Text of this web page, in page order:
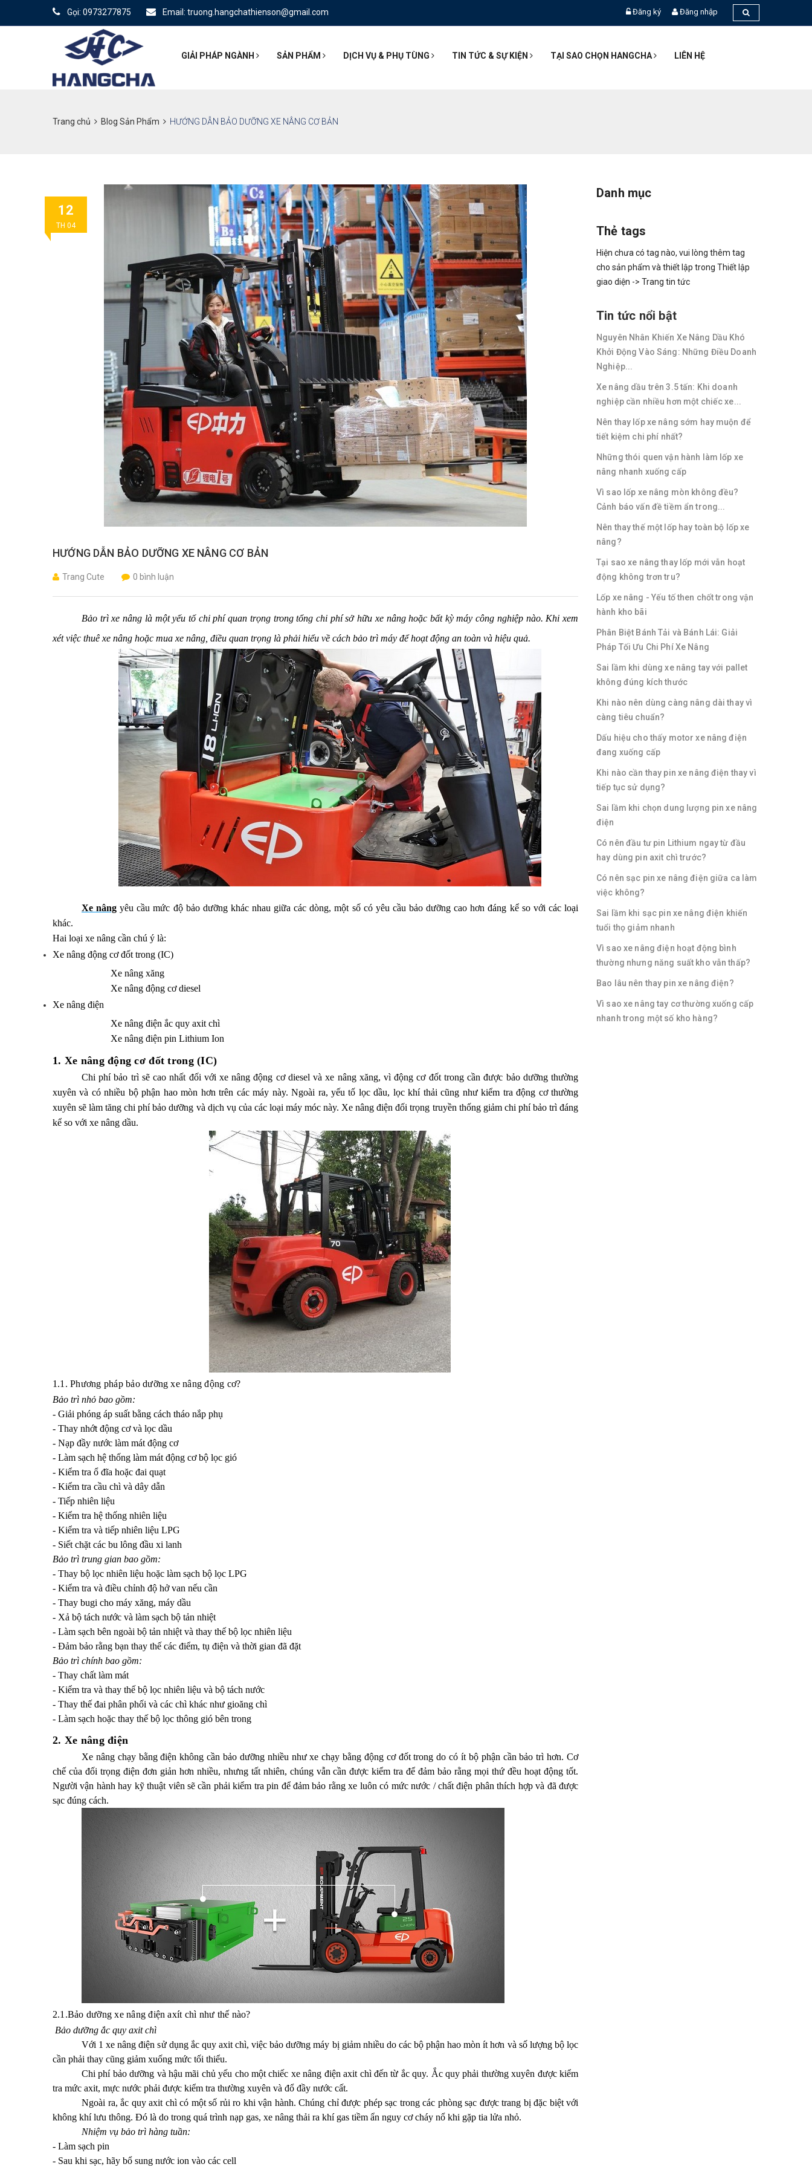
Gọi: 0973277875 Email: truong.hangchathienson@gmail.com Đăng ký Đăng nhập
GIẢI PHÁP NGÀNH SẢN PHẨM DỊCH VỤ & PHỤ TÙNG TIN TỨC & SỰ KIỆN TẠI SAO CHỌN HANGCHA LIÊN HỆ
Trang chủ Blog Sản Phẩm HƯỚNG DẪN BẢO DƯỠNG XE NÂNG CƠ BẢN
12
TH 04
HƯỚNG DẪN BẢO DƯỠNG XE NÂNG CƠ BẢN
Trang Cute 0 bình luận
Bảo trì xe nâng là một yếu tố chi phí quan trọng trong tổng chi phí sở hữu xe nâng hoặc bất kỳ máy công nghiệp nào. Khi xem
xét việc thuê xe nâng hoặc mua xe nâng, điều quan trọng là phải hiểu về cách bảo trì máy để hoạt động an toàn và hiệu quả.
Xe nâng yêu cầu mức độ bảo dưỡng khác nhau giữa các dòng, một số có yêu cầu bảo dưỡng cao hơn đáng kể so với các loại
khác.
Hai loại xe nâng cần chú ý là:
Xe nâng động cơ đốt trong (IC)
Xe nâng xăng
Xe nâng động cơ diesel
Xe nâng điện
Xe nâng điện ắc quy axit chì
Xe nâng điện pin Lithium Ion
1. Xe nâng động cơ đốt trong (IC)
Chi phí bảo trì sẽ cao nhất đối với xe nâng động cơ diesel và xe nâng xăng, vì động cơ đốt trong cần được bảo dưỡng thường
xuyên và có nhiều bộ phận hao mòn hơn trên các máy này. Ngoài ra, yếu tố lọc dầu, lọc khí thải cũng như kiểm tra động cơ thường
xuyên sẽ làm tăng chi phí bảo dưỡng và dịch vụ của các loại máy móc này. Xe nâng điện đối trọng truyền thống giảm chi phí bảo trì đáng
kể so với xe nâng dầu.
1.1. Phương pháp bảo dưỡng xe nâng động cơ?
Bảo trì nhỏ bao gồm:
- Giải phóng áp suất bằng cách tháo nắp phụ
- Thay nhớt động cơ và lọc dầu
- Nạp đầy nước làm mát động cơ
- Làm sạch hệ thống làm mát động cơ bộ lọc gió
- Kiểm tra ổ đĩa hoặc đai quạt
- Kiểm tra cầu chì và dây dẫn
- Tiếp nhiên liệu
- Kiểm tra hệ thống nhiên liệu
- Kiểm tra và tiếp nhiên liệu LPG
- Siết chặt các bu lông đầu xi lanh
Bảo trì trung gian bao gồm:
- Thay bộ lọc nhiên liệu hoặc làm sạch bộ lọc LPG
- Kiểm tra và điều chỉnh độ hở van nếu cần
- Thay bugi cho máy xăng, máy dầu
- Xả bộ tách nước và làm sạch bộ tản nhiệt
- Làm sạch bên ngoài bộ tản nhiệt và thay thế bộ lọc nhiên liệu
- Đảm bảo rằng bạn thay thế các điểm, tụ điện và thời gian đã đặt
Bảo trì chính bao gồm:
- Thay chất làm mát
- Kiểm tra và thay thế bộ lọc nhiên liệu và bộ tách nước
- Thay thế đai phân phối và các chì khác như gioăng chì
- Làm sạch hoặc thay thế bộ lọc thông gió bên trong
2. Xe nâng điện
Xe nâng chạy bằng điện không cần bảo dưỡng nhiều như xe chạy bằng động cơ đốt trong do có ít bộ phận cần bảo trì hơn. Cơ
chế của đối trọng điện đơn giản hơn nhiều, nhưng tất nhiên, chúng vẫn cần được kiểm tra để đảm bảo rằng mọi thứ đều hoạt động tốt.
Người vận hành hay kỹ thuật viên sẽ cần phải kiểm tra pin để đảm bảo rằng xe luôn có mức nước / chất điện phân thích hợp và đã được
sạc đúng cách.
2.1.Bảo dưỡng xe nâng điện axít chì như thế nào?
Bảo dưỡng ắc quy axit chì
Với 1 xe nâng điện sử dụng ắc quy axit chì, việc bảo dưỡng máy bị giảm nhiều do các bộ phận hao mòn ít hơn và số lượng bộ lọc
cần phải thay cũng giảm xuống mức tối thiểu.
Chi phí bảo dưỡng và hậu mãi chủ yếu cho một chiếc xe nâng điện axit chì đến từ ắc quy. Ắc quy phải thường xuyên được kiểm
tra mức axit, mực nước phải được kiểm tra thường xuyên và đổ đầy nước cất.
Ngoài ra, ắc quy axit chì có một số rủi ro khi vận hành. Chúng chỉ được phép sạc trong các phòng sạc được trang bị đặc biệt với
không khí lưu thông. Đó là do trong quá trình nạp gas, xe nâng thải ra khí gas tiềm ẩn nguy cơ cháy nổ khi gặp tia lửa nhỏ.
Nhiệm vụ bảo trì hàng tuần:
- Làm sạch pin
- Sau khi sạc, hãy bổ sung nước ion vào các cell
Danh mục
Thẻ tags
Hiện chưa có tag nào, vui lòng thêm tag
cho sản phẩm và thiết lập trong Thiết lập
giao diện -> Trang tin tức
Tin tức nổi bật
Nguyên Nhân Khiến Xe Nâng Dầu Khó
Khởi Động Vào Sáng: Những Điều Doanh
Nghiệp...
Xe nâng dầu trên 3.5 tấn: Khi doanh
nghiệp cần nhiều hơn một chiếc xe...
Nên thay lốp xe nâng sớm hay muộn để
tiết kiệm chi phí nhất?
Những thói quen vận hành làm lốp xe
nâng nhanh xuống cấp
Vì sao lốp xe nâng mòn không đều?
Cảnh báo vấn đề tiềm ẩn trong...
Nên thay thế một lốp hay toàn bộ lốp xe
nâng?
Tại sao xe nâng thay lốp mới vẫn hoạt
động không trơn tru?
Lốp xe nâng - Yếu tố then chốt trong vận
hành kho bãi
Phân Biệt Bánh Tải và Bánh Lái: Giải
Pháp Tối Ưu Chi Phí Xe Nâng
Sai lầm khi dùng xe nâng tay với pallet
không đúng kích thước
Khi nào nên dùng càng nâng dài thay vì
càng tiêu chuẩn?
Dấu hiệu cho thấy motor xe nâng điện
đang xuống cấp
Khi nào cần thay pin xe nâng điện thay vì
tiếp tục sử dụng?
Sai lầm khi chọn dung lượng pin xe nâng
điện
Có nên đầu tư pin Lithium ngay từ đầu
hay dùng pin axit chì trước?
Có nên sạc pin xe nâng điện giữa ca làm
việc không?
Sai lầm khi sạc pin xe nâng điện khiến
tuổi thọ giảm nhanh
Vì sao xe nâng điện hoạt động bình
thường nhưng năng suất kho vẫn thấp?
Bao lâu nên thay pin xe nâng điện?
Vì sao xe nâng tay cơ thường xuống cấp
nhanh trong một số kho hàng?